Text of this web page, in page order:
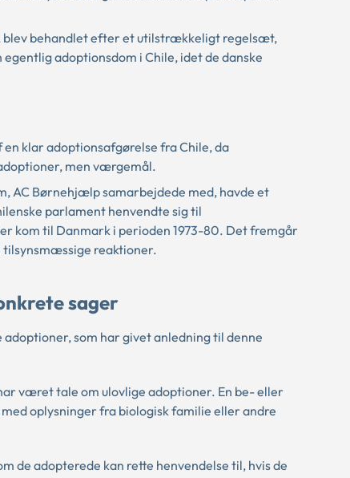
blev behandlet efter et utilstrækkeligt regelsæt,
adoptionsdom i Chile, idet de danske
klar adoptionsafgørelse fra Chile, da
men værgemål.
AC Børnehjælp samarbejdede med, havde et
parlament henvendte sig til
kom til Danmark i perioden 1973-80. Det fremgår
tilsynsmæssige reaktioner.
sager
som har givet anledning til denne
været tale om ulovlige adoptioner. En be- eller
oplysninger fra biologisk familie eller andre
de adopterede kan rette henvendelse til, hvis de